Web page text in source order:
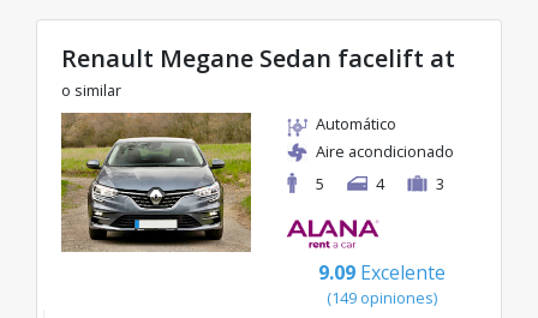
Renault Megane Sedan facelift at
o similar
Automático
Aire acondicionado
5
4 3
9.09 Excelente
(149 opiniones)